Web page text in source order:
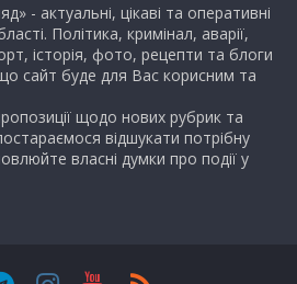
- актуальні, цікаві та оперативні
Політика, кримінал, аварії,
історія, фото, рецепти та блоги
сайт буде для Вас корисним та
щодо нових рубрик та
відшукати потрібну
власні думки про події у